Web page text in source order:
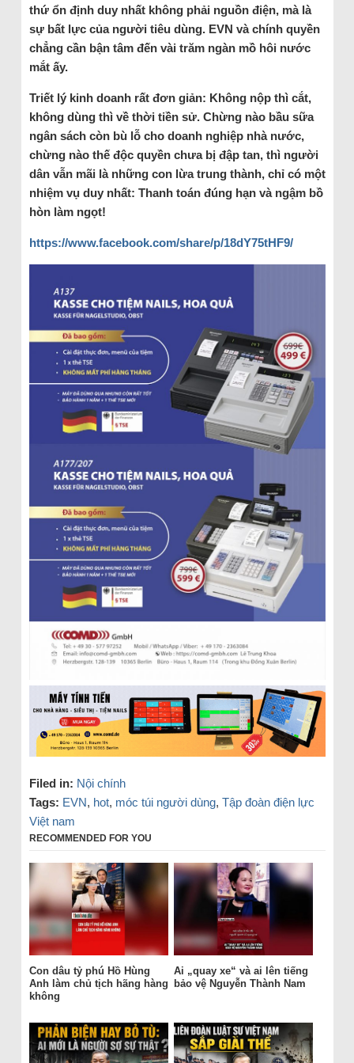
thứ ổn định duy nhất không phải nguồn điện, mà là
sự bất lực của người tiêu dùng. EVN và chính quyền
chẳng cần bận tâm đến vài trăm ngàn mồ hôi nước
mắt ấy.
Triết lý kinh doanh rất đơn giản: Không nộp thì cắt,
không dùng thì về thời tiền sử. Chừng nào bầu sữa
ngân sách còn bù lỗ cho doanh nghiệp nhà nước,
chừng nào thế độc quyền chưa bị đập tan, thì người
dân vẫn mãi là những con lừa trung thành, chỉ có một
nhiệm vụ duy nhất: Thanh toán đúng hạn và ngậm bồ
hòn làm ngọt!
https://www.facebook.com/share/p/18dY75tHF9/
Filed in: Nội chính
Tags: EVN, hot, móc túi người dùng, Tập đoàn điện lực
Việt nam
RECOMMENDED FOR YOU
Con dâu tỷ phú Hồ Hùng
Anh làm chủ tịch hãng hàng
không
Ai „quay xe“ và ai lên tiếng
bảo vệ Nguyễn Thành Nam